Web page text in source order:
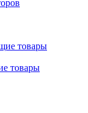
товары
товары